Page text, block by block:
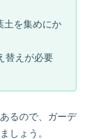
土を集めにか
替えが必要
るので、ガーデ
しょう。